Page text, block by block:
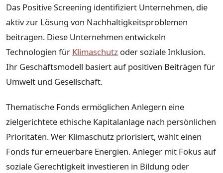
Das Positive Screening identifiziert Unternehmen, die
aktiv zur Lösung von Nachhaltigkeitsproblemen
beitragen. Diese Unternehmen entwickeln
Technologien für Klimaschutz oder soziale Inklusion.
Ihr Geschäftsmodell basiert auf positiven Beiträgen für
Umwelt und Gesellschaft.
Thematische Fonds ermöglichen Anlegern eine
zielgerichtete ethische Kapitalanlage nach persönlichen
Prioritäten. Wer Klimaschutz priorisiert, wählt einen
Fonds für erneuerbare Energien. Anleger mit Fokus auf
soziale Gerechtigkeit investieren in Bildung oder